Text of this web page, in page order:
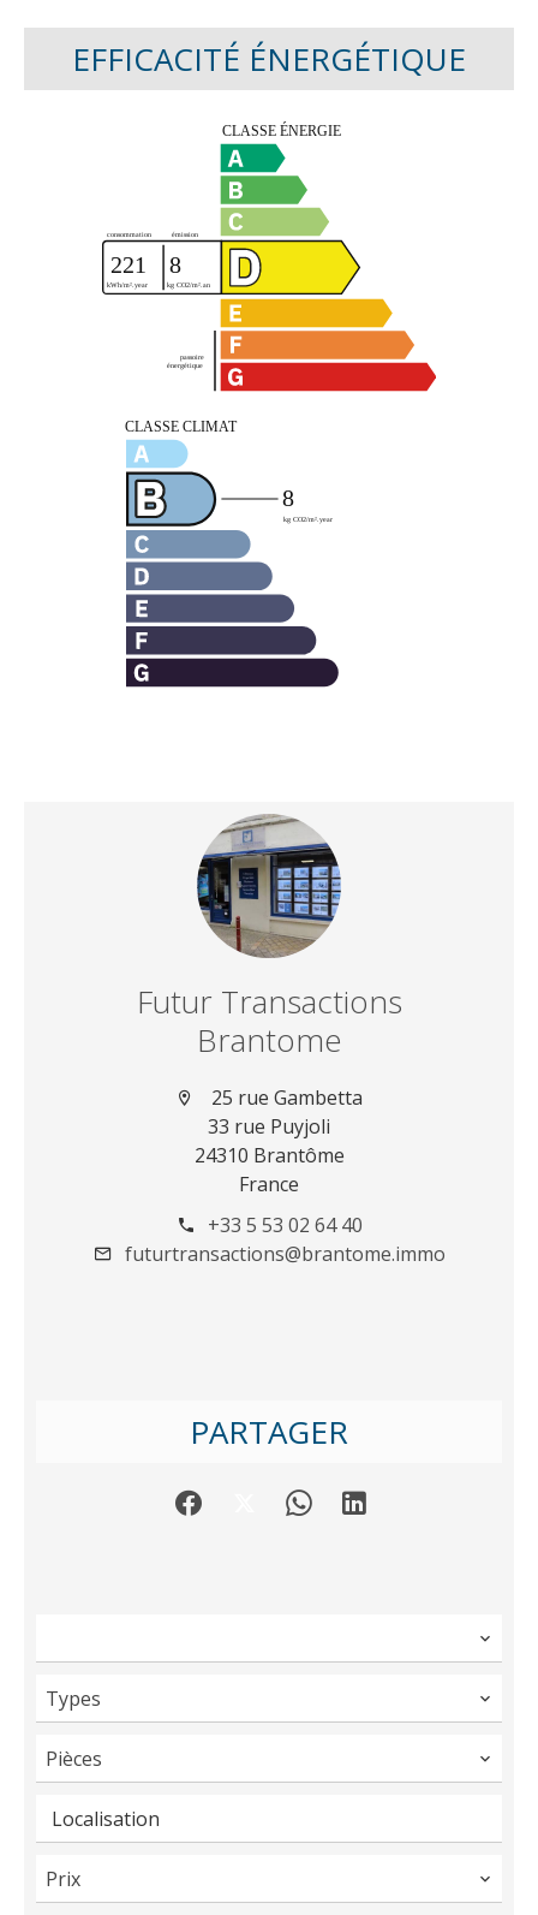
EFFICACITÉ ÉNERGÉTIQUE
Futur Transactions
Brantome
25 rue Gambetta
33 rue Puyjoli
24310 Brantôme
France
+33 5 53 02 64 40
futurtransactions@brantome.immo
PARTAGER
Types
Pièces
Localisation
Prix